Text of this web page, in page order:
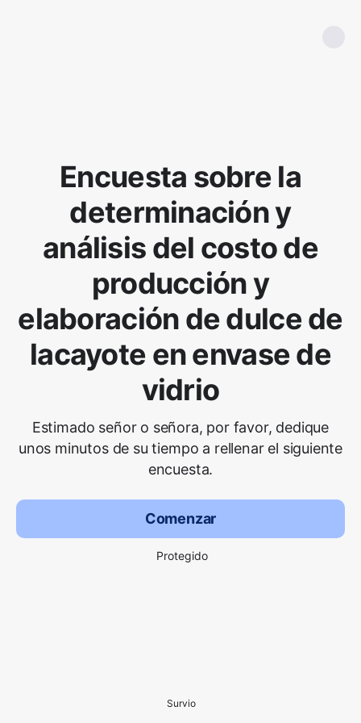
Encuesta sobre la
determinación y
análisis del costo de
producción y
elaboración de dulce de
lacayote en envase de
vidrio
Estimado señor o señora, por favor, dedique
unos minutos de su tiempo a rellenar el siguiente
encuesta.
Comenzar
Protegido
Survio